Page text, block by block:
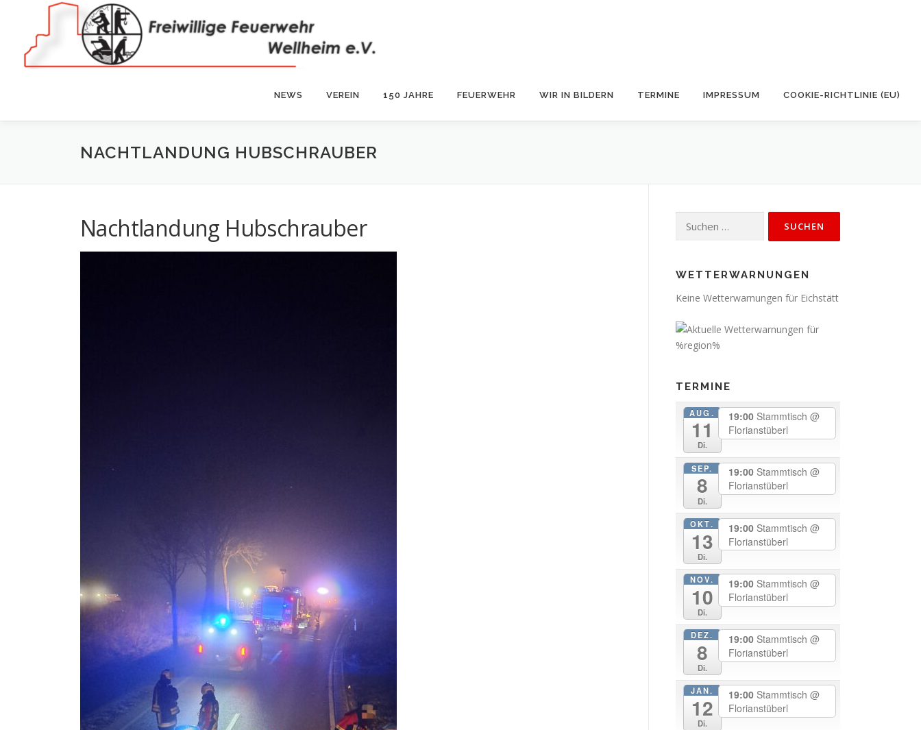
springen
NEWS VEREIN 150 JAHRE FEUERWEHR WIR IN BILDERN TERMINE IMPRESSUM COOKIE-RICHTLINIE (EU)
NACHTLANDUNG HUBSCHRAUBER
Nachtlandung Hubschrauber
nach:
WETTERWARNUNGEN
Keine Wetterwarnungen für Eichstätt
TERMINE
AUG.
11
Di.
19:00 Stammtisch @
Florianstüberl
SEP.
8
Di.
19:00 Stammtisch @
Florianstüberl
OKT.
13
Di.
19:00 Stammtisch @
Florianstüberl
NOV.
10
Di.
19:00 Stammtisch @
Florianstüberl
DEZ.
8
Di.
19:00 Stammtisch @
Florianstüberl
JAN.
12
Di.
19:00 Stammtisch @
Florianstüberl